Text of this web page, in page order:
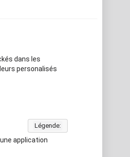
dans les
personalisés
Légende:
application